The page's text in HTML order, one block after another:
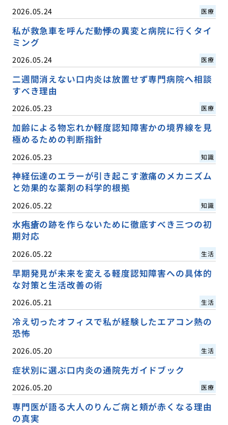
2026.05.24 医療
私が救急車を呼んだ動悸の異変と病院に行くタイ
ミング
2026.05.24 医療
二週間消えない口内炎は放置せず専門病院へ相談
すべき理由
2026.05.23 医療
加齢による物忘れか軽度認知障害かの境界線を見
極めるための判断指針
2026.05.23 知識
神経伝達のエラーが引き起こす激痛のメカニズム
と効果的な薬剤の科学的根拠
2026.05.22 知識
水疱瘡の跡を作らないために徹底すべき三つの初
期対応
2026.05.22 生活
早期発見が未来を変える軽度認知障害への具体的
な対策と生活改善の術
2026.05.21 生活
冷え切ったオフィスで私が経験したエアコン熱の
恐怖
2026.05.20 生活
症状別に選ぶ口内炎の通院先ガイドブック
2026.05.20 医療
専門医が語る大人のりんご病と頬が赤くなる理由
の真実